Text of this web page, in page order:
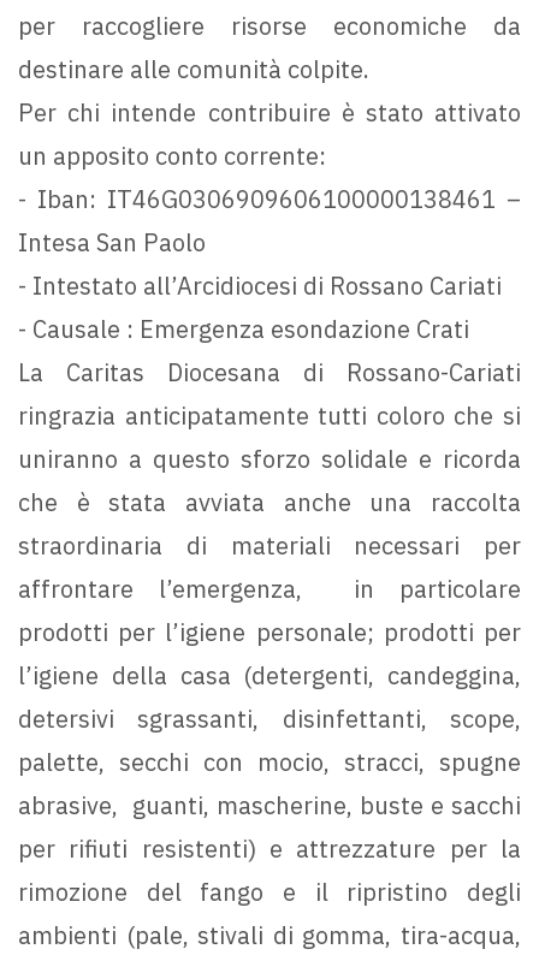
per raccogliere risorse economiche da
destinare alle comunità colpite.
Per chi intende contribuire è stato attivato
un apposito conto corrente:
- Iban: IT46G0306909606100000138461 –
Intesa San Paolo
- Intestato all’Arcidiocesi di Rossano Cariati
- Causale : Emergenza esondazione Crati
La Caritas Diocesana di Rossano-Cariati
ringrazia anticipatamente tutti coloro che si
uniranno a questo sforzo solidale e ricorda
che è stata avviata anche una raccolta
straordinaria di materiali necessari per
affrontare l’emergenza, in particolare
prodotti per l’igiene personale; prodotti per
l’igiene della casa (detergenti, candeggina,
detersivi sgrassanti, disinfettanti, scope,
palette, secchi con mocio, stracci, spugne
abrasive, guanti, mascherine, buste e sacchi
per rifiuti resistenti) e attrezzature per la
rimozione del fango e il ripristino degli
ambienti (pale, stivali di gomma, tira-acqua,